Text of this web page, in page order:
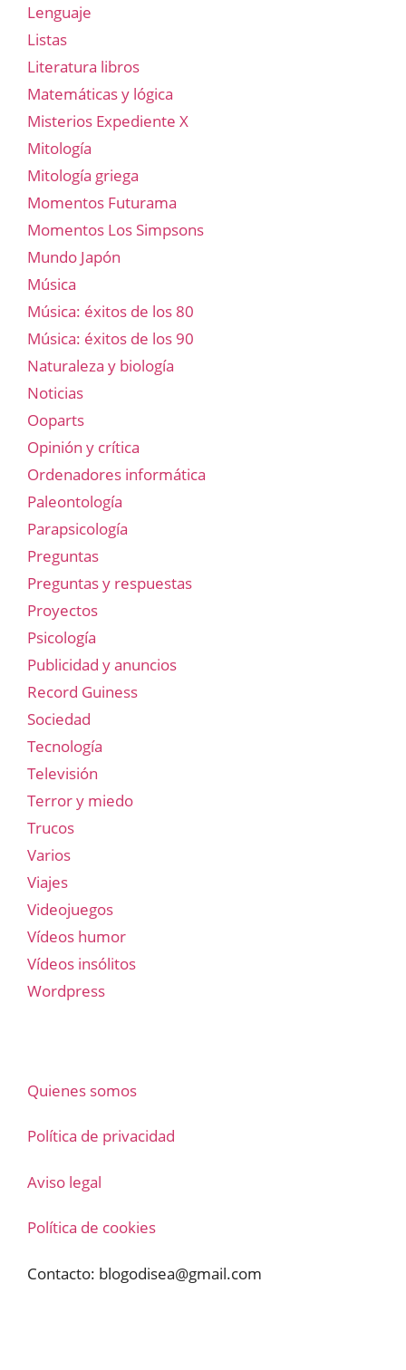
Lenguaje
Listas
Literatura libros
Matemáticas y lógica
Misterios Expediente X
Mitología
Mitología griega
Momentos Futurama
Momentos Los Simpsons
Mundo Japón
Música
Música: éxitos de los 80
Música: éxitos de los 90
Naturaleza y biología
Noticias
Ooparts
Opinión y crítica
Ordenadores informática
Paleontología
Parapsicología
Preguntas
Preguntas y respuestas
Proyectos
Psicología
Publicidad y anuncios
Record Guiness
Sociedad
Tecnología
Televisión
Terror y miedo
Trucos
Varios
Viajes
Videojuegos
Vídeos humor
Vídeos insólitos
Wordpress
Quienes somos
Política de privacidad
Aviso legal
Política de cookies
Contacto: blogodisea@gmail.com